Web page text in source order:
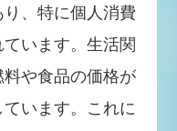
、特に個人消費
います。生活関
や食品の価格が
います。これに